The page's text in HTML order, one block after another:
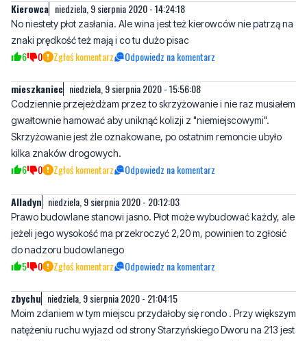
Kierowca niedziela, 9 sierpnia 2020 - 14:24:18
No niestety płot zasłania. Ale wina jest też kierowców nie patrzą na
znaki prędkość też mają i co tu dużo pisac
6 0 Zgłoś komentarz Odpowiedz na komentarz
mieszkaniec niedziela, 9 sierpnia 2020 - 15:56:08
Codziennie przejeżdżam przez to skrzyżowanie i nie raz musiałem
gwałtownie hamować aby uniknąć kolizji z "niemiejscowymi".
Skrzyżowanie jest źle oznakowane, po ostatnim remoncie ubyło
kilka znaków drogowych.
6 0 Zgłoś komentarz Odpowiedz na komentarz
Alladyn niedziela, 9 sierpnia 2020 - 20:12:03
Prawo budowlane stanowi jasno. Płot może wybudować każdy, ale
jeżeli jego wysokość ma przekroczyć 2,20 m, powinien to zgłosić
do nadzoru budowlanego
5 0 Zgłoś komentarz Odpowiedz na komentarz
zbychu niedziela, 9 sierpnia 2020 - 21:04:15
Moim zdaniem w tym miejscu przydałoby się rondo . Przy większym
natężeniu ruchu wyjazd od strony Starzyńskiego Dworu na 213 jest